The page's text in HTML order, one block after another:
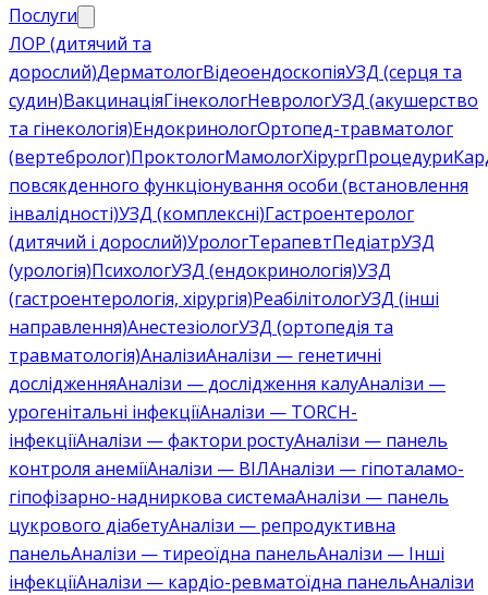
Послуги
ЛОР (дитячий та
дорослий)ДерматологВідеоендоскопіяУЗД (серця та
судин)ВакцинаціяГінекологНеврологУЗД (акушерство
та гінекологія)ЕндокринологОртопед-травматолог
(вертебролог)ПроктологМамологХірургПроцедури
повсякденного функціонування особи (встановлення
інвалідності)УЗД (комплексні)Гастроентеролог
(дитячий і дорослий)УрологТерапевтПедіатрУЗД
(урологія)ПсихологУЗД (ендокринологія)УЗД
(гастроентерологія, хірургія)РеабілітологУЗД (інші
направлення)АнестезіологУЗД (ортопедія та
травматологія)АналізиАналізи — генетичні
дослідженняАналізи — дослідження калуАналізи —
урогенітальні інфекціїАналізи — TORCH-
інфекціїАналізи — фактори ростуАналізи — панель
контроля анеміїАналізи — ВІЛАналізи — гіпоталамо-
гіпофізарно-надниркова системаАналізи — панель
цукрового діабетуАналізи — репродуктивна
панельАналізи — тиреоїдна панельАналізи — Інші
інфекціїАналізи — кардіо-ревматоїдна панельАналізи